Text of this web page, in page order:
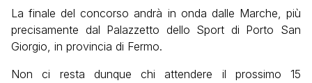
La finale del concorso andrà in onda dalle Marche, più
precisamente dal Palazzetto dello Sport di Porto San
Giorgio, in provincia di Fermo.
Non ci resta dunque chi attendere il prossimo 15